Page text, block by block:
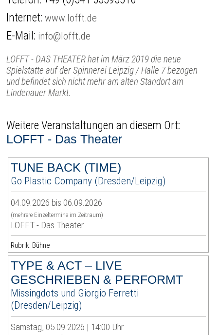
Internet:www.lofft.de
E-Mail: info@lofft.de
LOFFT - DAS THEATER hat im März 2019 die neue
Spielstätte auf der Spinnerei Leipzig / Halle 7 bezogen
und befindet sich nicht mehr am alten Standort am
Lindenauer Markt.
Weitere Veranstaltungen an diesem Ort:
LOFFT - Das Theater
TUNE BACK (TIME)
Go Plastic Company (Dresden/Leipzig)
04.09.2026 bis 06.09.2026
(mehrere Einzeltermine im Zeitraum)
LOFFT - Das Theater
Rubrik: Bühne
TYPE & ACT – LIVE
GESCHRIEBEN & PERFORMT
Missingdots und Giorgio Ferretti
(Dresden/Leipzig)
Samstag, 05.09.2026 | 14:00 Uhr